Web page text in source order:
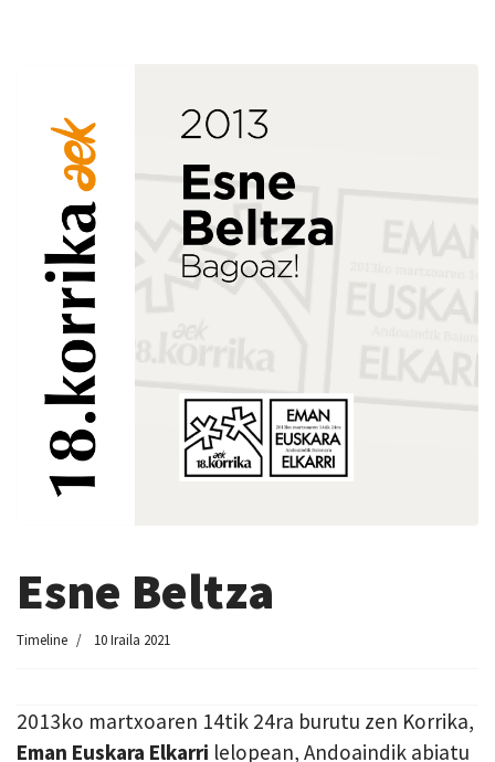
Esne Beltza
Timeline 10 Iraila 2021
2013ko martxoaren 14tik 24ra burutu zen Korrika,
Eman Euskara Elkarri lelopean, Andoaindik abiatu